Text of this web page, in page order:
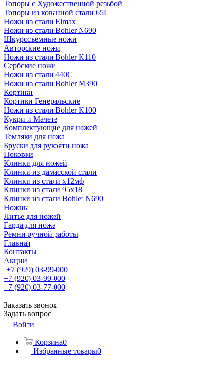
Топоры с Художественной резьбой
Топоры из кованной стали 65Г
Ножи из стали Elmax
Ножи из стали Bohler N690
Шкуросъемные ножи
Авторские ножи
Ножи из стали Bohler K110
Сербские ножи
Ножи из стали 440С
Ножи из стали Bohler M390
Кортики
Кортики Генеральские
Ножи из стали Bohler K100
Кукри и Мачете
Комплектующие для ножей
Темляки для ножа
Бруски для рукояти ножа
Поковки
Клинки для ножей
Клинки из дамасской стали
Клинки из стали х12мф
Клинки из стали 95х18
Клинки из стали Bohler N690
Ножны
Литье для ножей
Гарда для ножа
Ремни ручной работы
Главная
Контакты
Акции
+7 (920) 03-99-000
+7 (920) 03-99-000
+7 (920) 03-77-000
Заказать звонок
Задать вопрос
Войти
Корзина0
Избранные товары0